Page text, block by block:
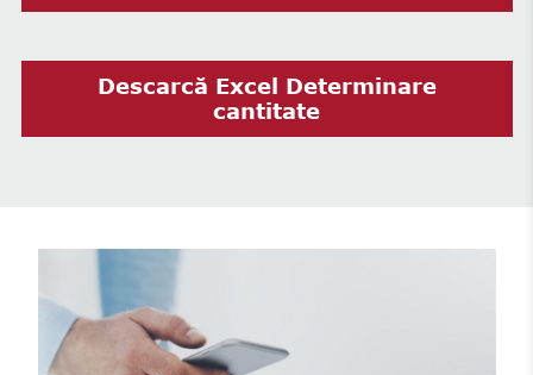
Descarcă Excel Determinare
cantitate